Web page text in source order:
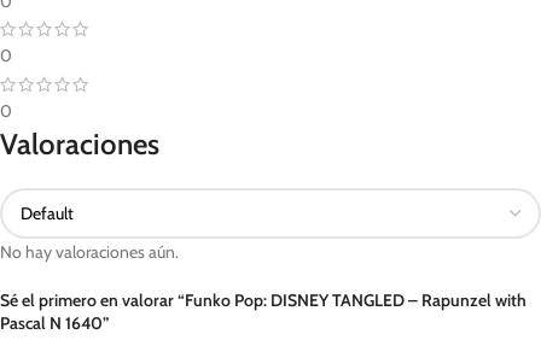
0
0
Valoraciones
No hay valoraciones aún.
Sé el primero en valorar “Funko Pop: DISNEY TANGLED – Rapunzel with
Pascal N 1640”